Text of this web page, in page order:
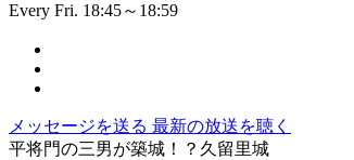
Every Fri. 18:45～18:59
メッセージを送る 最新の放送を聴く
平将門の三男が築城！？久留里城